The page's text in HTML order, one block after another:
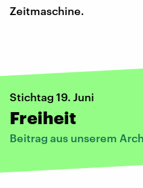
Zeitmaschine.
Stichtag 19. Juni
Freiheit
Beitrag aus unserem